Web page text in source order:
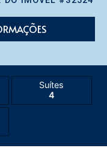
Suítes
4